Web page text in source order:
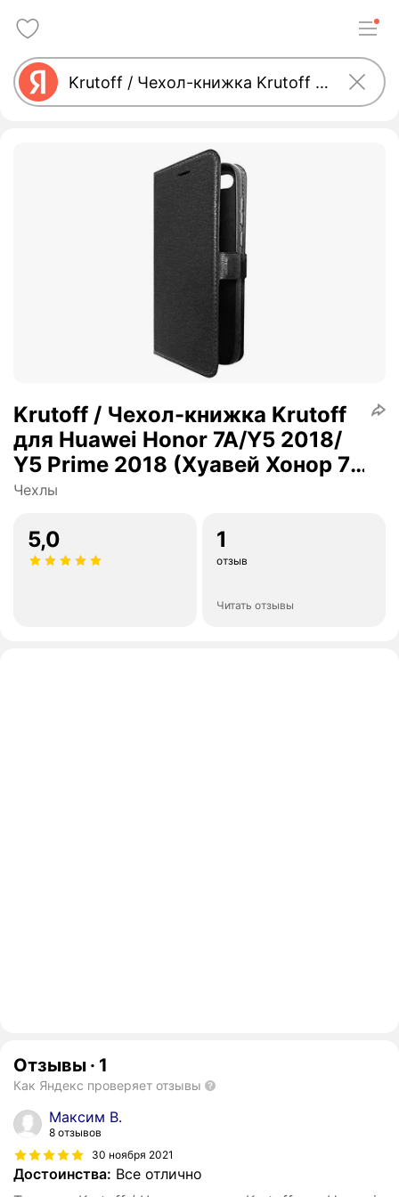
Krutoff / Чехол-книжка Krutoff
для Huawei Honor 7A/Y5 2018/
Y5 Prime 2018 (Хуавей Хонор 7А
/ Уай5 2018 / Уай Прайм 2018),
Чехлы
5,0 1
отзыв
Читать отзывы
Отзывы · 1
Как Яндекс проверяет отзывы
Максим В.
8 отзывов
30 ноября 2021
Достоинства: Все отлично